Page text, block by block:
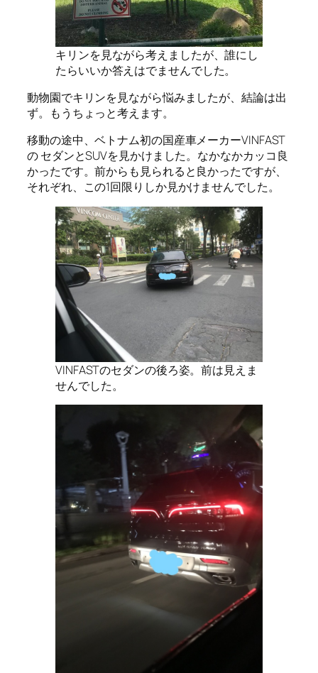
キリンを見ながら考えましたが、誰にし
たらいいか答えはでませんでした。
動物園でキリンを見ながら悩みましたが、結論は出
ず。もうちょっと考えます。
移動の途中、ベトナム初の国産車メーカーVINFAST
の セダンとSUVを見かけました。なかなかカッコ良
かったです。前からも見られると良かったですが、
それぞれ、この1回限りしか見かけませんでした。
VINFASTのセダンの後ろ姿。前は見えま
せんでした。